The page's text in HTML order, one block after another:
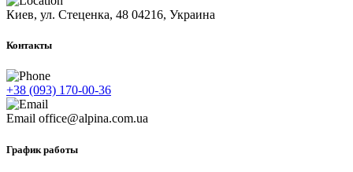
Киев, ул. Стеценка, 48 04216, Украина
Контакты
+38 (093) 170-00-36
Email office@alpina.com.ua
График работы